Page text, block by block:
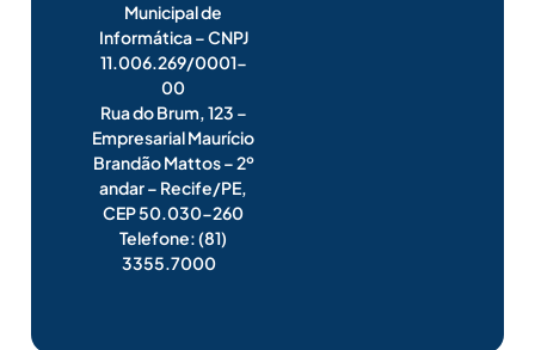
Municipal de
Informática – CNPJ
11.006.269/0001-
00
Rua do Brum, 123 –
Empresarial Maurício
Brandão Mattos – 2º
andar – Recife/PE,
CEP 50.030-260
Telefone: (81)
3355.7000